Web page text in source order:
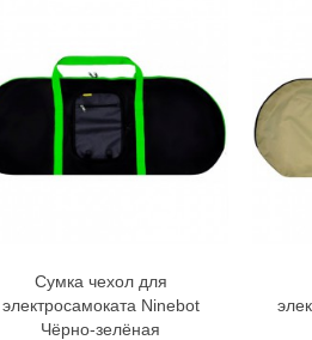
В корзину
Сумка чехол для
электросамоката Ninebot
Чёрно-зелёная